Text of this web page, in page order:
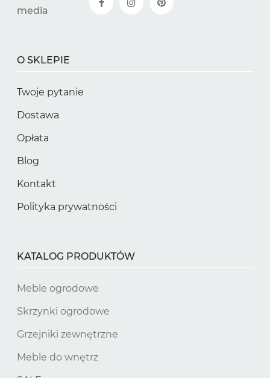
media
O SKLEPIE
Twoje pytanie
Dostawa
Opłata
Blog
Kontakt
Polityka prywatności
KATALOG PRODUKTÓW
Meble ogrodowe
Skrzynki ogrodowe
Grzejniki zewnętrzne
Meble do wnętrz